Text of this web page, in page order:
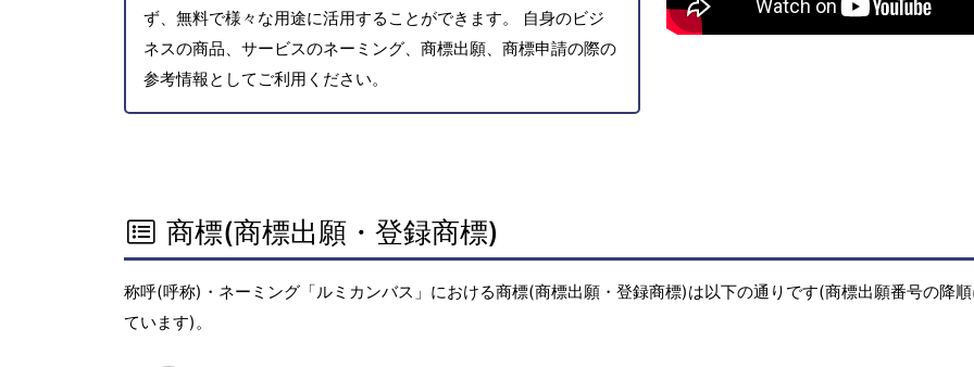
ず、無料で様々な用途に活用することができます。 自身のビジ
ネスの商品、サービスのネーミング、商標出願、商標申請の際の
参考情報としてご利用ください。
商標(商標出願・登録商標)
称呼(呼称)・ネーミング「ルミカンバス」における商標(商標出願・登録商標)は以下の通りです(商標出願番号の降
ています)。